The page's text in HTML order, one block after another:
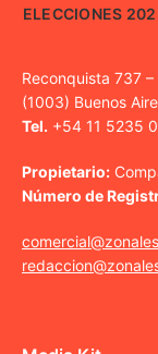
ELECCIONES
Reconquista 737 –
(1003) Buenos
Tel. +54 11 5235
Propietario:
Número de